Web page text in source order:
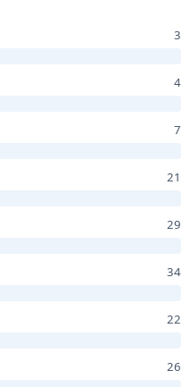
3
4
7
21
29
34
22
26